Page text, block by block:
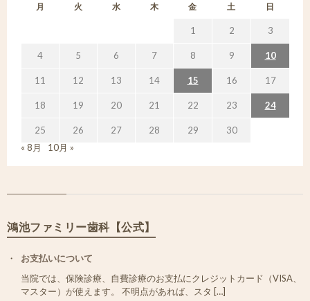
月 火 水 木 金 土 日
1 2 3
4 5 6 7 8 9 10
11 12 13 14 15 16 17
18 19 20 21 22 23 24
25 26 27 28 29
30
« 8月
10月 »
鴻池ファミリー歯科【公式】
お支払いについて
当院では、保険診療、自費診療のお支払にクレジットカード（VISA、
マスター）が使えます。 不明点があれば、スタ […]